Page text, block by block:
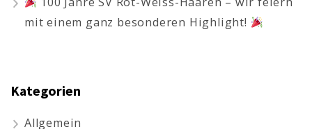
mit einem ganz besonderen Highlight!
Kategorien
Allgemein